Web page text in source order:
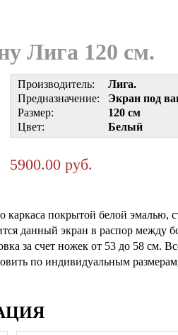
Лига 120 см.
Производитель:
Лига.
Предназначение:
Экран под
Размер:
120 см
Цвет:
Белый
5900.00 руб.
покрытой белой эмалью,
данный экран в распор между
за счет ножек от 53 до 58 см.
по индивидуальным